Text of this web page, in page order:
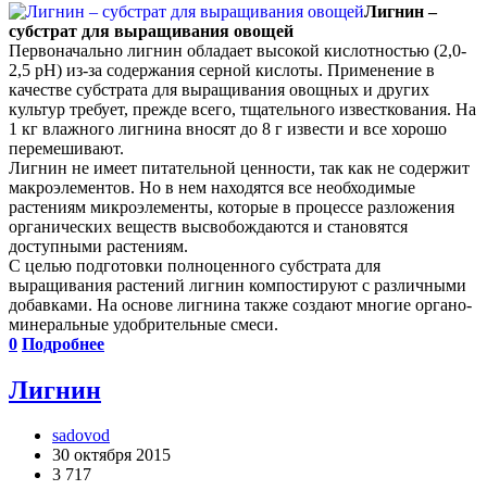
Лигнин –
субстрат для выращивания овощей
Первоначально лигнин обладает высокой кислотностью (2,0-
2,5 рН) из-за содержания серной кислоты. Применение в
качестве субстрата для выращивания овощных и других
культур требует, прежде всего, тщательного известкования. На
1 кг влажного лигнина вносят до 8 г извести и все хорошо
перемешивают.
Лигнин не имеет питательной ценности, так как не содержит
макроэлементов. Но в нем находятся все необходимые
растениям микроэлементы, которые в процессе разложения
органических веществ высвобождаются и становятся
доступными растениям.
С целью подготовки полноценного субстрата для
выращивания растений лигнин компостируют с различными
добавками. На основе лигнина также создают многие органо-
минеральные удобрительные смеси.
0 Подробнее
Лигнин
sadovod
30 октября 2015
3 717